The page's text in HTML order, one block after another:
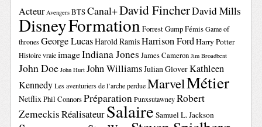
Acteur Avengers BTSCanal+David FincherDavid Mills
DisneyFormationForrest GumpFémis Game of
thrones George LucasHarold RamisHarrison FordHarry Potter
Histoire vraie imageIndiana Jones James Cameron Jim Broadbent
John Doe John Hurt John WilliamsJulian GloverKathleen
Kennedy Les aventuriers de l’arche perdue MarvelMétier
NetflixPhil ConnorsPréparation Punxsutawney Robert
ZemeckisRéalisateurSalaire Samuel L. Jackson